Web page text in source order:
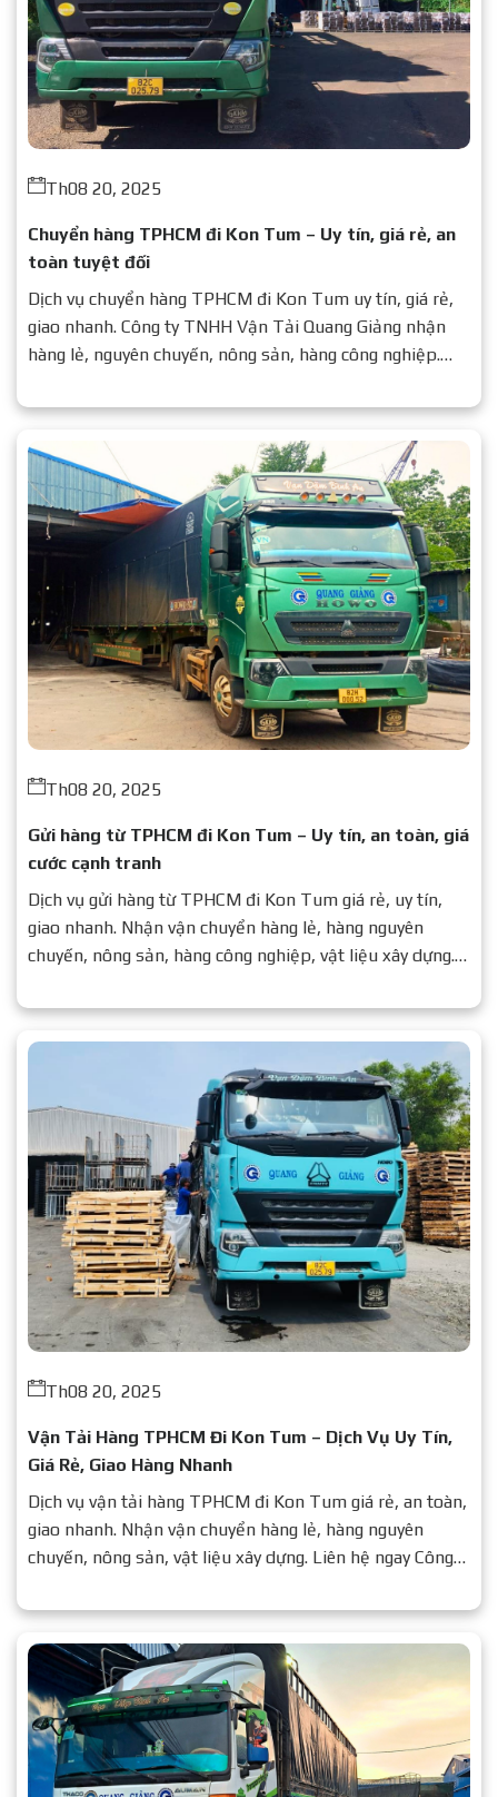
Th08 20, 2025
Chuyển hàng TPHCM đi Kon Tum – Uy tín, giá rẻ, an
toàn tuyệt đối
Dịch vụ chuyển hàng TPHCM đi Kon Tum uy tín, giá rẻ,
giao nhanh. Công ty TNHH Vận Tải Quang Giảng nhận
hàng lẻ, nguyên chuyến, nông sản, hàng công nghiệp.
Th08 20, 2025
Gửi hàng từ TPHCM đi Kon Tum – Uy tín, an toàn, giá
cước cạnh tranh
Dịch vụ gửi hàng từ TPHCM đi Kon Tum giá rẻ, uy tín,
giao nhanh. Nhận vận chuyển hàng lẻ, hàng nguyên
chuyến, nông sản, hàng công nghiệp, vật liệu xây dựng.
Th08 20, 2025
Vận Tải Hàng TPHCM Đi Kon Tum – Dịch Vụ Uy Tín,
Giá Rẻ, Giao Hàng Nhanh
Dịch vụ vận tải hàng TPHCM đi Kon Tum giá rẻ, an toàn,
giao nhanh. Nhận vận chuyển hàng lẻ, hàng nguyên
chuyến, nông sản, vật liệu xây dựng. Liên hệ ngay Công